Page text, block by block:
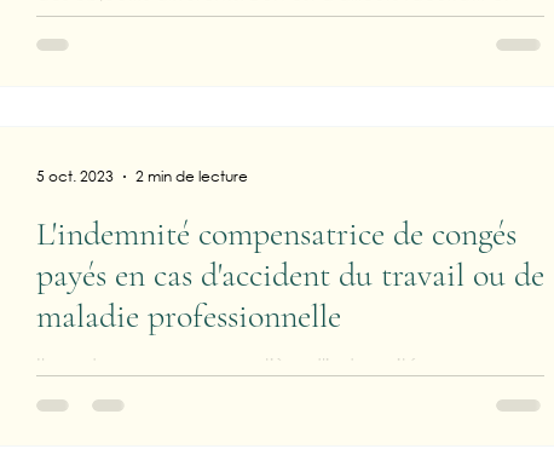
l'autre obligatoire.
L'indemnité compensatrice de congés
payés en cas d'accident du travail ou de
maladie professionnelle
Il y a du nouveau en matière d'indemnité
compensatrice de congés payés pour un salarié en
5 oct. 2023 2 min de lecture